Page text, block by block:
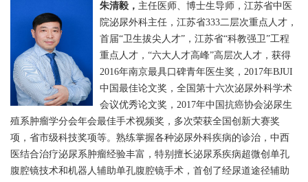
朱清毅， 主任医师、博士生导师，江苏省中医
院泌尿外科主任，江苏省333二层次重点人才，
首届“卫生拔尖人才”，江苏省“科教强卫”工程
重点人才，“六大人才高峰”高层次人才，获得
2016年南京最具口碑青年医生奖，2017年BJUI
中国最佳论文奖，全国第十六次泌尿外科学术
会议优秀论文奖，2017年中国抗癌协会泌尿生
殖系肿瘤学分会年会最佳手术视频奖，多次荣获全国创新大赛奖
项，省市级科技奖项等。熟练掌握各种泌尿外科疾病的诊治，中西
医结合治疗泌尿系肿瘤经验丰富，特别擅长泌尿系疾病超微创单孔
腹腔镜技术和机器人辅助单孔腹腔镜手术，首创了经尿道途径辅助